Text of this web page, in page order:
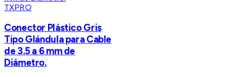
TXPRO
Conector Plástico Gris
Tipo Glándula para Cable
de 3.5 a 6 mm de
Diámetro.